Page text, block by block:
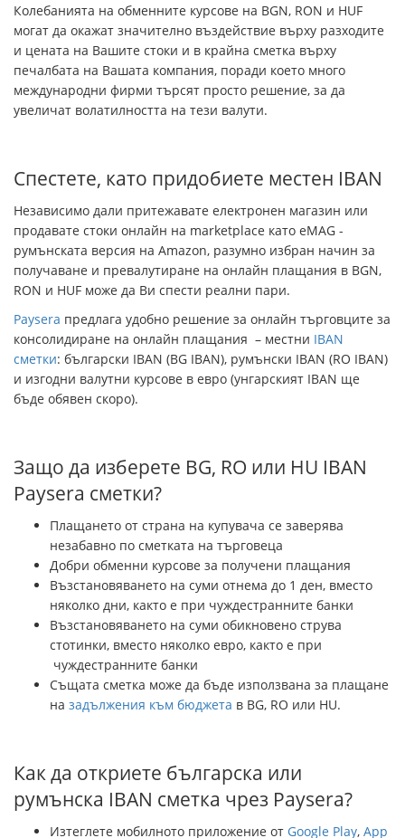
Колебанията на обменните курсове на BGN, RON и HUF
могат да окажат значително въздействие върху разходите
и цената на Вашите стоки и в крайна сметка върху
печалбата на Вашата компания, поради което много
международни фирми търсят просто решение, за да
увеличат волатилността на тези валути.
Спестете, като придобиете местен IBAN
Независимо дали притежавате електронен магазин или
продавате стоки онлайн на marketplace като eMAG -
румънската версия на Amazon, разумно избран начин за
получаване и превалутиране на онлайн плащания в BGN,
RON и HUF може да Ви спести реални пари.
Paysera предлага удобно решение за онлайн търговците за
консолидиране на онлайн плащания – местни IBAN
сметки: български IBAN (BG IBAN), румънски IBAN (RO IBAN)
и изгодни валутни курсове в евро (унгарският IBAN ще
бъде обявен скоро).
Защо да изберете BG, RO или HU IBAN
Paysera сметки?
Плащането от страна на купувача се заверява
незабавно по сметката на търговеца
Добри обменни курсове за получени плащания
Възстановяването на суми отнема до 1 ден, вместо
няколко дни, както е при чуждестранните банки
Възстановяването на суми обикновено струва
стотинки, вместо няколко евро, както е при
чуждестранните банки
Същата сметка може да бъде използвана за плащане
на задължения към бюджета в BG, RO или HU.
Как да откриете българска или
румънска IBAN сметка чрез Paysera?
Изтеглете мобилното приложение от Google Play, App